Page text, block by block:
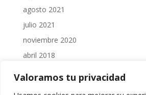
Valoramos tu privacidad
agosto 2021
julio 2021
noviembre 2020
abril 2018
Categories